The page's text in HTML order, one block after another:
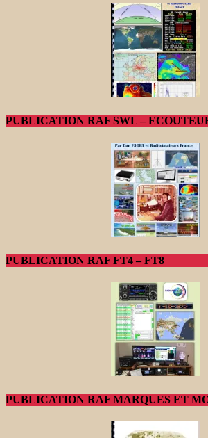
PUBLICATION RAF SWL –
PUBLICATION RAF FT4 – FT8
PUBLICATION RAF MARQUES ET